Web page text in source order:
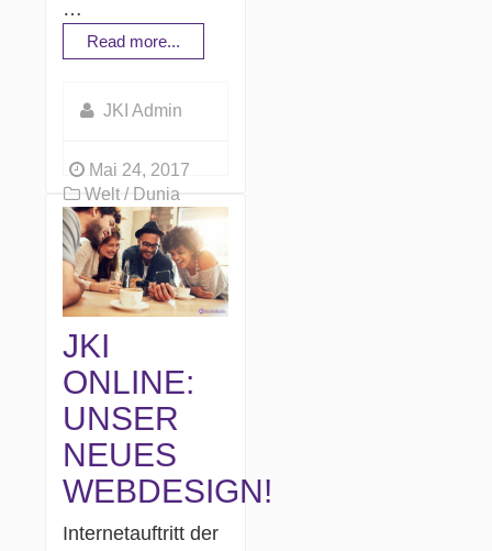
…
Read more...
JKI Admin
Mai 24, 2017
Welt / Dunia
JKI
ONLINE:
UNSER
NEUES
WEBDESIGN!
Internetauftritt der